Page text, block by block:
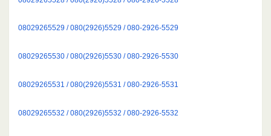
08029265529 / 080(2926)5529 / 080-2926-5529
08029265530 / 080(2926)5530 / 080-2926-5530
08029265531 / 080(2926)5531 / 080-2926-5531
08029265532 / 080(2926)5532 / 080-2926-5532